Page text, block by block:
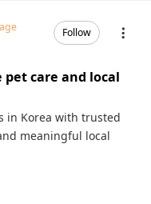
Follow
pet care and local
in Korea with trusted
meaningful local